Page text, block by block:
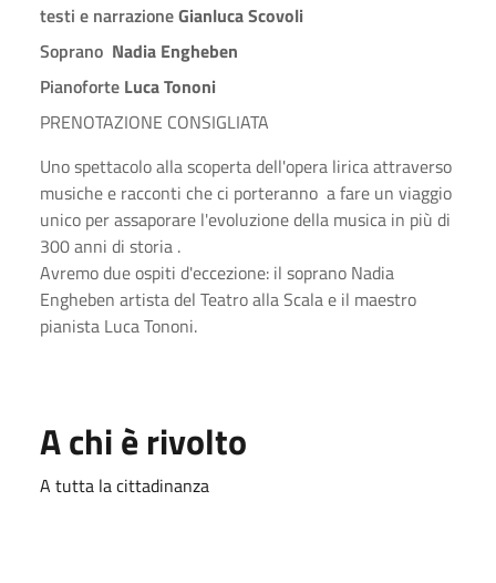
testi e narrazioneGianluca Scovoli
Soprano Nadia Engheben
Pianoforte Luca Tononi
PRENOTAZIONE CONSIGLIATA
Uno spettacolo alla scoperta dell'opera lirica attraverso
musiche e racconti che ci porteranno a fare un viaggio
unico per assaporare l'evoluzione della musica in più di
300 anni di storia .
Avremo due ospiti d'eccezione: il soprano Nadia
Engheben artista del Teatro alla Scala e il maestro
pianista Luca Tononi.
A chi è rivolto
A tutta la cittadinanza